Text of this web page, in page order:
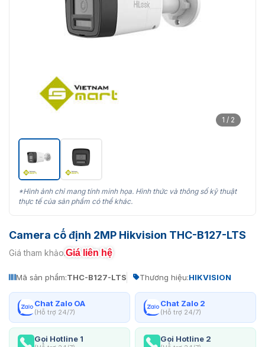
1 / 2
*Hình ảnh chỉ mang tính minh họa. Hình thức và thông số kỹ thuật
thực tế của sản phẩm có thể khác.
Camera cố định 2MP Hikvision THC-B127-LTS
Giá tham khảo:Giá liên hệ
Mã sản phẩm:THC-B127-LTS Thương hiệu:HIKVISION
Chat Zalo OA
(Hỗ trợ 24/7)
Chat Zalo 2
(Hỗ trợ 24/7)
Gọi Hotline 1 Gọi Hotline 2